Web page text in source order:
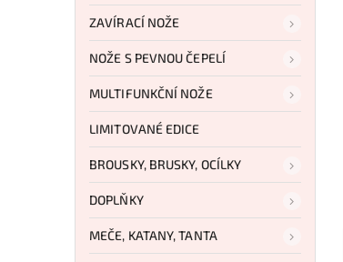
ZAVÍRACÍ NOŽE
NOŽE S PEVNOU ČEPELÍ
MULTIFUNKČNÍ NOŽE
LIMITOVANÉ EDICE
BROUSKY, BRUSKY, OCÍLKY
DOPLŇKY
MEČE, KATANY, TANTA